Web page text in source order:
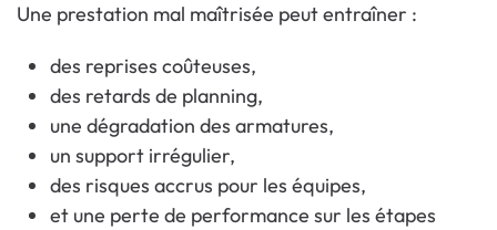
Une prestation mal maîtrisée peut entraîner :
des reprises coûteuses,
des retards de planning,
une dégradation des armatures,
un support irrégulier,
des risques accrus pour les équipes,
et une perte de performance sur les étapes